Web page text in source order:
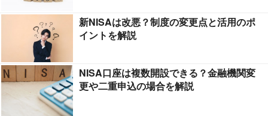
新NISAは改悪？制度の変更点と活用のポ
イントを解説
NISA口座は複数開設できる？金融機関変
更や二重申込の場合を解説